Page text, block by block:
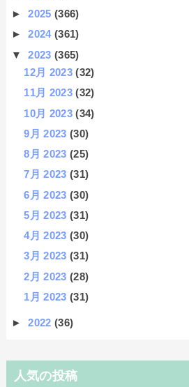
►2025(366)
►2024(361)
▼2023(365)
12月 2023(32)
11月 2023(32)
10月 2023(34)
9月 2023(30)
8月 2023(25)
7月 2023(31)
6月 2023(30)
5月 2023(31)
4月 2023(30)
3月 2023(31)
2月 2023(28)
1月 2023(31)
►2022(36)
人気の投稿